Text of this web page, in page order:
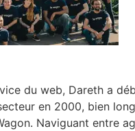
du web, Dareth a
en 2000, bien
Naviguant entre